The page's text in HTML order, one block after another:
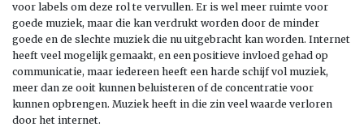
voor labels om deze rol te vervullen. Er is wel meer ruimte voor
goede muziek, maar die kan verdrukt worden door de minder
goede en de slechte muziek die nu uitgebracht kan worden. Internet
heeft veel mogelijk gemaakt, en een positieve invloed gehad op
communicatie, maar iedereen heeft een harde schijf vol muziek,
meer dan ze ooit kunnen beluisteren of de concentratie voor
kunnen opbrengen. Muziek heeft in die zin veel waarde verloren
door het internet.